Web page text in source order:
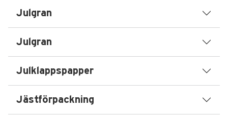
Julgran
Julgran
Julklappspapper
Jästförpackning